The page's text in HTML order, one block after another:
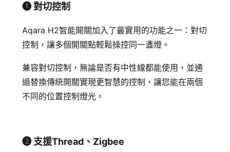
➊ 對切控制
Aqara H2智能開關加入了最實用的功能之一：對切
控制，讓多個開關點輕鬆操控同一盞燈。
兼容對切控制，無論是否有中性線都能使用，並通
過替換傳統開關實現更智慧的控制，讓您能在兩個
不同的位置控制燈光。
➋ 支援Thread、Zigbee